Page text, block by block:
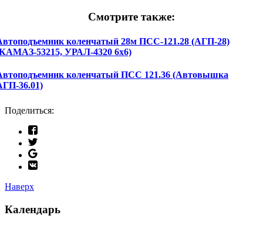
Смотрите также:
коленчатый 28м ПСС-121.28 (АГП-28)
53215, УРАЛ-4320 6х6)
коленчатый ПСС 121.36 (Автовышка
36.01)
Поделиться:
Наверх
Календарь